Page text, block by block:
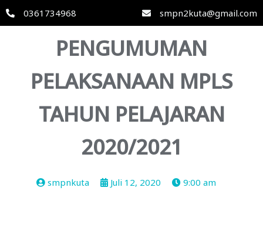
0361734968 smpn2kuta@gmail.com
PENGUMUMAN
PELAKSANAAN MPLS
TAHUN PELAJARAN
2020/2021
smpnkuta Juli 12, 2020 9:00 am